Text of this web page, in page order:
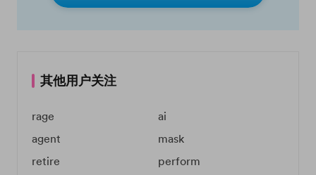
其他用户关注
rage
ai
agent
mask
retire
perform